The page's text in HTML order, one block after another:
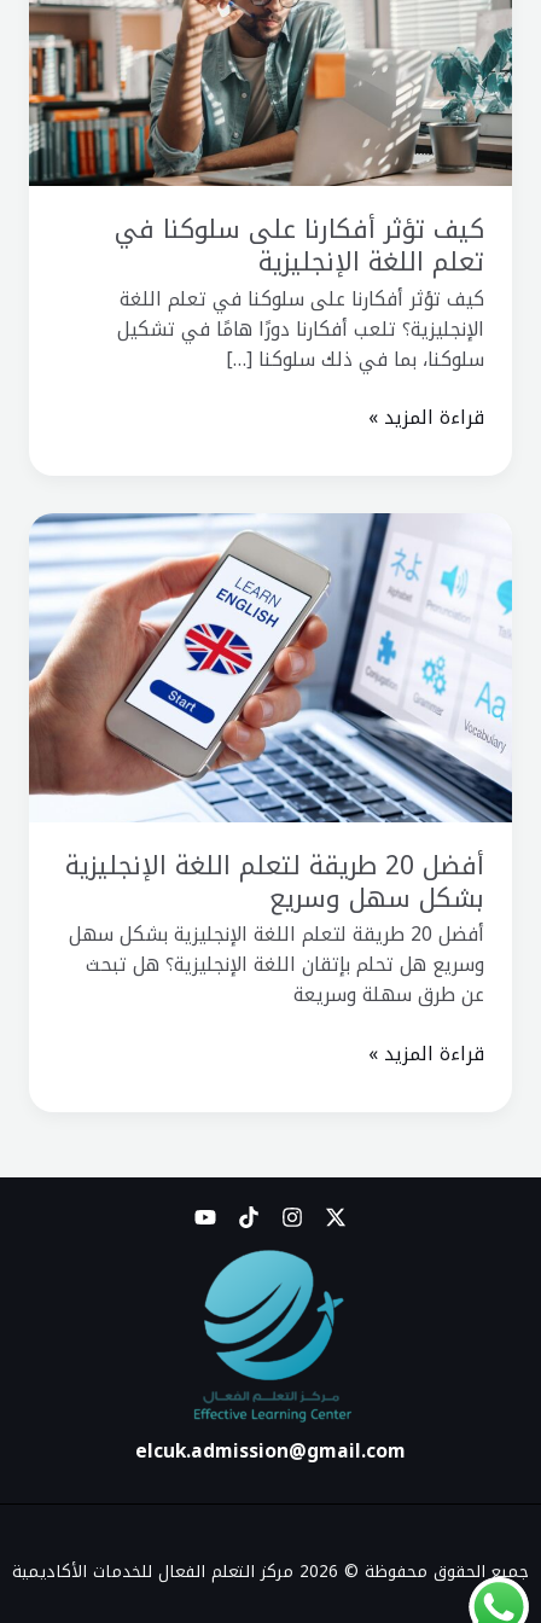
كيف تؤثر أفكارنا على سلوكنا في
تعلم اللغة الإنجليزية
كيف تؤثر أفكارنا على سلوكنا في تعلم اللغة
الإنجليزية؟ تلعب أفكارنا دورًا هامًا في تشكيل
سلوكنا، بما في ذلك سلوكنا […]
سلوكنا
في
تعلم
اللغة
الإنجليزية
قراءة المزيد »
أفضل 20 طريقة لتعلم اللغة الإنجليزية
بشكل سهل وسريع
أفضل 20 طريقة لتعلم اللغة الإنجليزية بشكل سهل
وسريع هل تحلم بإتقان اللغة الإنجليزية؟ هل تبحث
عن طرق سهلة وسريعة
طريقة
لتعلم
اللغة
الإنجليزية
بشكل
سهل
وسريع
قراءة المزيد »
elcuk.admission@gmail.com
جميع الحقوق محفوظة © 2026 مركز التعلم الفعال للخدمات الأكاديمية